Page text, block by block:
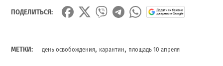
ПОДЕЛИТЬСЯ:
МЕТКИ: день освобождения, карантин, площадь 10 апреля